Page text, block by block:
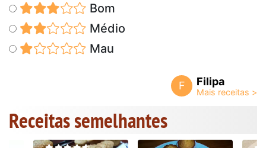
Bom
Médio
Mau
F Filipa
Receitas semelhantes